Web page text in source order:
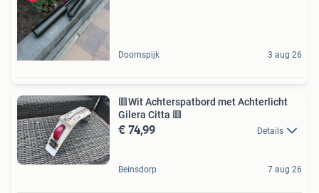
Doornspijk 3 aug 26
🟥Wit Achterspatbord met Achterlicht
Gilera Citta 🟥
€ 74,99 Details
Beinsdorp 7 aug 26